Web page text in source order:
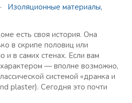
Изоляционные материалы,
есть своя история. Она
в скрипе половиц или
и в самих стенах. Если вам
— вполне возможно,
системой «дранка и
plaster). Сегодня это почти